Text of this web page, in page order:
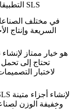
التطبيقات النموذجية للطباعة ثلاثية الأبعاد باستخدام SLS
السريعة وإنتاج
تحتاج إلى تحمل
وخفيفة الوزن